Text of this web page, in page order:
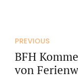
PREVIOUS
BFH
von